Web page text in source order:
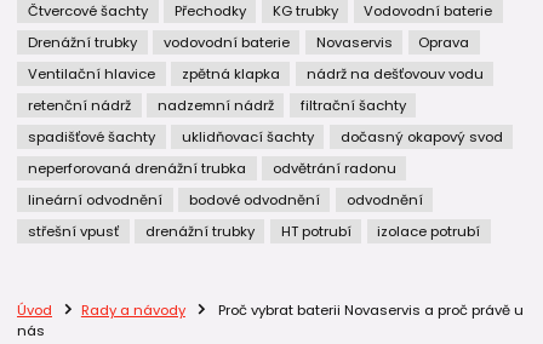
Čtvercové šachty
Přechodky KG trubky
Vodovodní baterie
Drenážní trubky
vodovodní baterie Novaservis
Oprava
Ventilační hlavice
zpětná klapka
nádrž na dešťovouv vodu
retenční nádrž
nadzemní nádrž
filtrační šachty
spadišťové šachty
uklidňovací šachty
dočasný okapový svod
neperforovaná drenážní trubka
odvětrání radonu
lineární odvodnění
bodové odvodnění
odvodnění
střešní vpusť
drenážní trubky HT potrubí izolace potrubí
Úvod Rady a návody
Proč vybrat baterii Novaservis a proč právě u
nás